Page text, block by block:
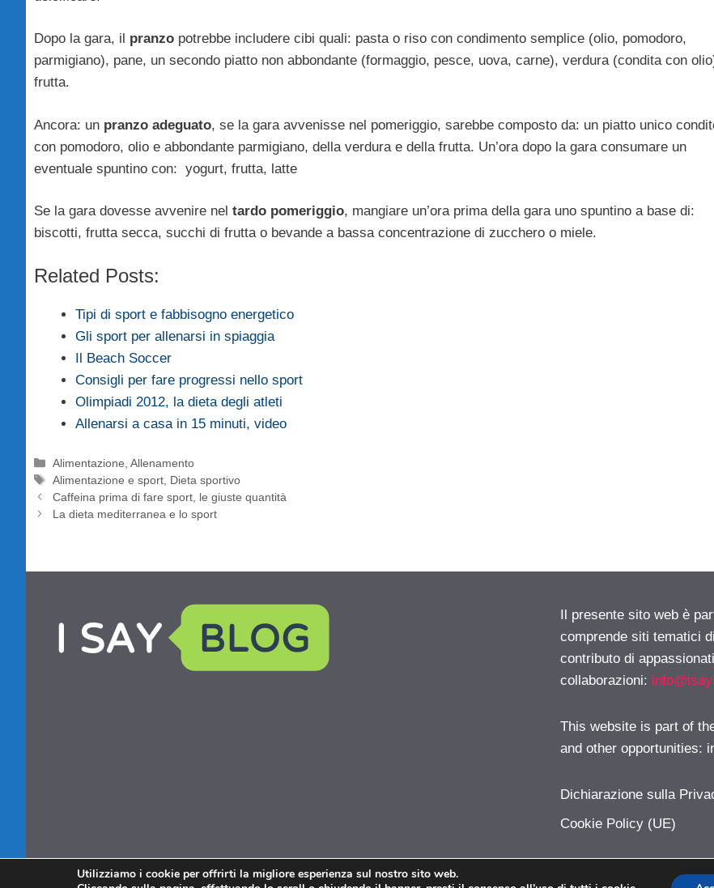
Dopo la gara, il pranzo potrebbe includere cibi quali: pasta o riso con condimento semplice (olio, pomodoro,
parmigiano), pane, un secondo piatto non abbondante (formaggio, pesce, uova, carne), verdura (condita con
frutta.
Ancora: un pranzo adeguato, se la gara avvenisse nel pomeriggio, sarebbe composto da: un piatto unico
con pomodoro, olio e abbondante parmigiano, della verdura e della frutta. Un’ora dopo la gara consumare un
eventuale spuntino con: yogurt, frutta, latte
Se la gara dovesse avvenire nel tardo pomeriggio, mangiare un’ora prima della gara uno spuntino a base di:
biscotti, frutta secca, succhi di frutta o bevande a bassa concentrazione di zucchero o miele.
Related Posts:
Tipi di sport e fabbisogno energetico
Gli sport per allenarsi in spiaggia
Il Beach Soccer
Consigli per fare progressi nello sport
Olimpiadi 2012, la dieta degli atleti
Allenarsi a casa in 15 minuti, video
Categorie
Alimentazione ,Allenamento
Tag
Alimentazione e sport Dieta sportivo
Caffeina prima di fare sport, le giuste quantità
La dieta mediterranea e lo sport
Il presente sito web è
comprende siti tematici
contributo di
collaborazioni:
This website is part of
and other opportunities:
Dichiarazione sulla
Cookie Policy (UE)
Utilizziamo i cookie per offrirti la migliore esperienza sul nostro sito web.